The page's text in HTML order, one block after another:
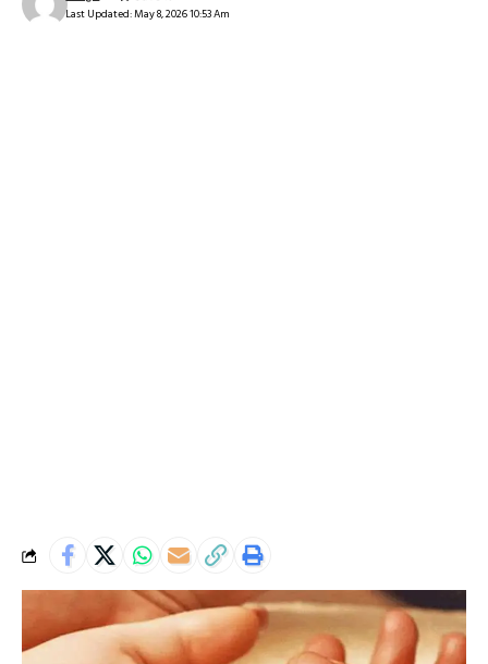
Last Updated: May 8, 2026 10:53 Am